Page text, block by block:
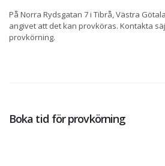
På Norra Rydsgatan 7 i Tibrå, Västra
angivet att det kan provköras. Kontakta
provkörning.
Boka tid för provkörning